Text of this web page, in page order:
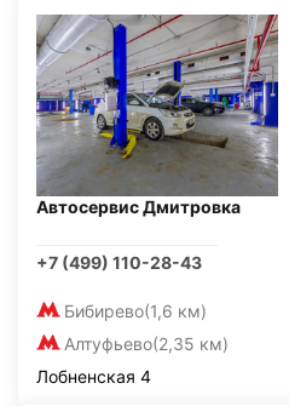
Автосервис Дмитровка
+7 (499) 110-28-43
Бибирево(1,6 км)
Алтуфьево(2,35 км)
Лобненская 4